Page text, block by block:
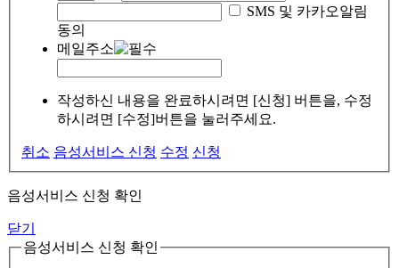
SMS 및 카카오알림
동의
메일주소
작성하신 내용을 완료하시려면 [신청] 버튼을, 수정
하시려면 [수정]버튼을 눌러주세요.
취소 음성서비스 신청 수정 신청
음성서비스 신청 확인
닫기
음성서비스 신청 확인